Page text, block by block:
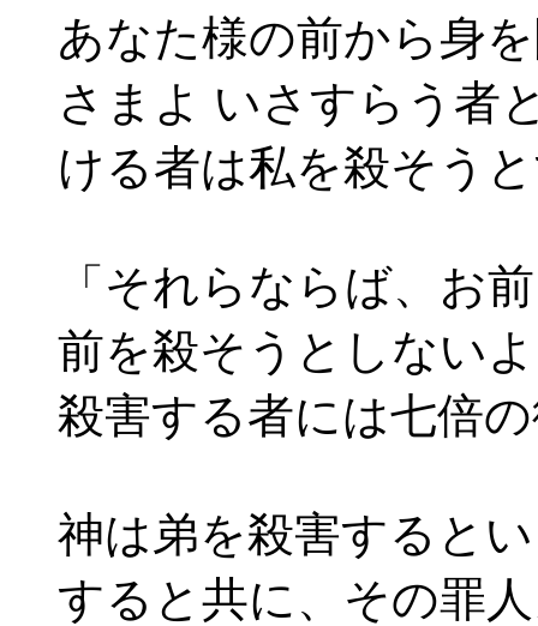
あなた様の前から身
さまよ いさすらう者
ける者は私を殺そう
「それらならば、お
前を殺そうとしない
殺害する者には七倍
神は弟を殺害すると
すると共に、その罪